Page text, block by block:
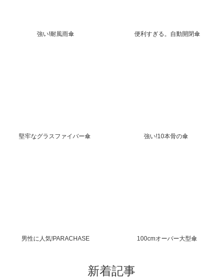
強い!耐風雨傘 便利すぎる。自動開閉傘
堅牢なグラスファイバー傘 強い!10本骨の傘
男性に人気!PARACHASE 100cmオーバー大型傘
新着記事